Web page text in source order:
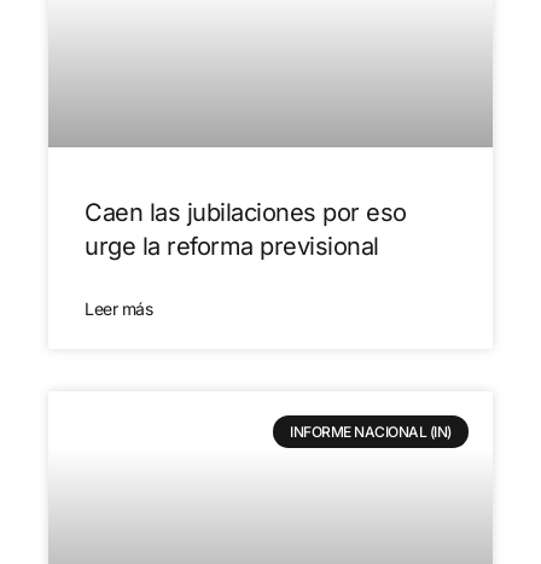
Caen las jubilaciones por eso
urge la reforma previsional
Leer más
INFORME NACIONAL (IN)